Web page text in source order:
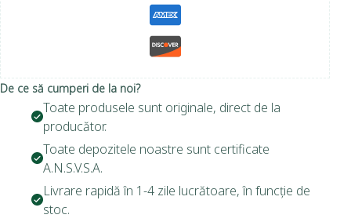
De ce să cumperi de la noi?
Toate produsele sunt originale, direct de la
producător.
Toate depozitele noastre sunt certificate
A.N.S.V.S.A.
Livrare rapidă în 1-4 zile lucrătoare, în funcție de
stoc.